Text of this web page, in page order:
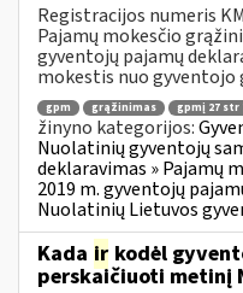
Registracijos numeris
Pajamų mokesčio
gyventojų pajamų
mokestis nuo gyventojo
gpm grąžinimas gpmį 27 str
žinyno kategorijos:
Nuolatinių gyventojų
deklaravimas » Pajamų
2019 m. gyventojų
Nuolatinių Lietuvos
Kada ir kodėl
perskaičiuoti metinį